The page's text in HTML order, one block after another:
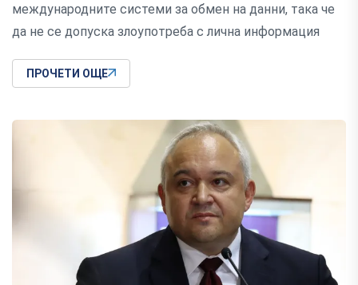
международните системи за обмен на данни, така че
да не се допуска злоупотреба с лична информация
ПРОЧЕТИ ОЩЕ